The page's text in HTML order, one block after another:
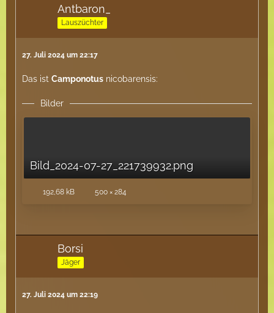
Antbaron_
Lauszüchter
27. Juli 2024 um 22:17
Das ist Camponotus nicobarensis:
Bilder
Bild_2024-07-27_221739932.png
192,68 kB 500 × 284
Borsi
Jäger
27. Juli 2024 um 22:19